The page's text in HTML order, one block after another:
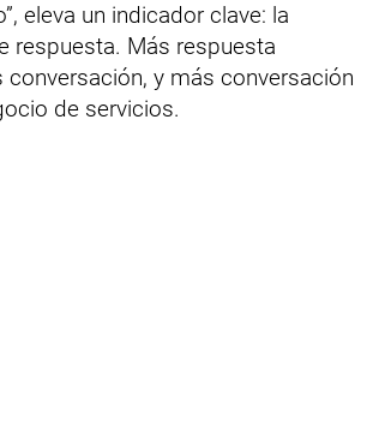
eleva un indicador clave: la
respuesta. Más respuesta
conversación, y más conversación
de servicios.